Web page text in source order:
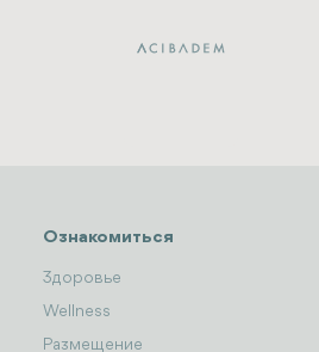
Ознакомиться
Здоровье
Wellness
Размещение